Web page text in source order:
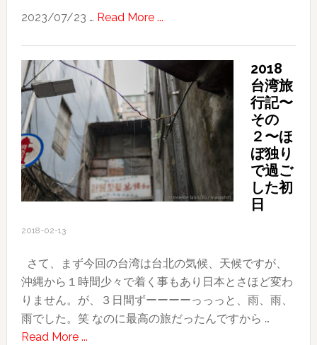
2023/07/23 … Read More ...about
San
Francisco
で
働
き
た
い
美
理
容
さ
2018
台湾旅
行記〜
その
２〜ほ
ぼ独り
で過ご
した初
日
2018-02-13
さて、まず今回の台湾は台北の気候、天候ですが、
沖縄から１時間少々で着く事もあり日本とさほど変わ
りません。が、３日間ずーーーーっっっと、雨、雨、
雨でした。笑 なのに最高の旅だったんですから …
Read More ...about